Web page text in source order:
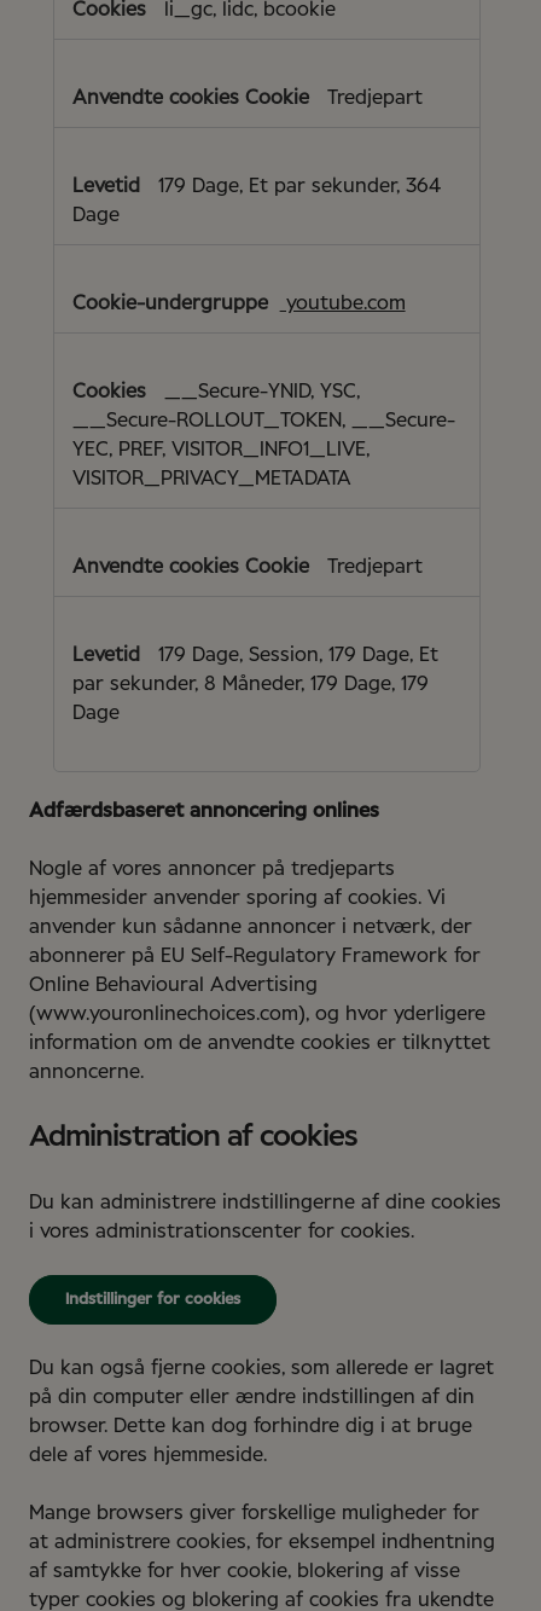
li_gc, lidc, bcookie
Tredjepart
179 Dage, Et par sekunder, 364
Dage
youtube.com
__Secure-YNID, YSC,
__Secure-ROLLOUT_TOKEN, __Secure-
YEC, PREF, VISITOR_INFO1_LIVE,
VISITOR_PRIVACY_METADATA
Tredjepart
179 Dage, Session, 179 Dage, Et
par sekunder, 8 Måneder, 179 Dage, 179
Dage
Adfærdsbaseret annoncering onlines
Nogle af vores annoncer på tredjeparts
hjemmesider anvender sporing af cookies. Vi
anvender kun sådanne annoncer i netværk, der
abonnerer på EU Self-Regulatory Framework for
Online Behavioural Advertising
(www.youronlinechoices.com), og hvor yderligere
information om de anvendte cookies er tilknyttet
annoncerne.
Administration af cookies
Du kan administrere indstillingerne af dine cookies
i vores administrationscenter for cookies.
Indstillinger for cookies
Du kan også fjerne cookies, som allerede er lagret
på din computer eller ændre indstillingen af din
browser. Dette kan dog forhindre dig i at bruge
dele af vores hjemmeside.
Mange browsers giver forskellige muligheder for
at administrere cookies, for eksempel indhentning
af samtykke for hver cookie, blokering af visse
typer cookies og blokering af cookies fra ukendte